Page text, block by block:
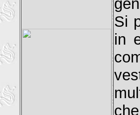
Si
in